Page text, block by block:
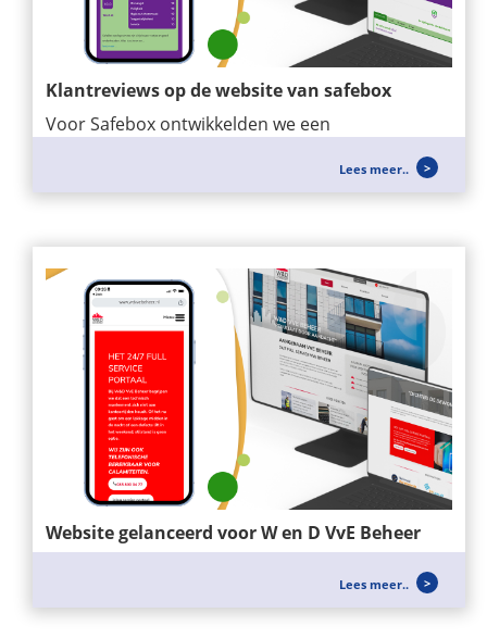
Klantreviews op de website van safebox
Voor Safebox ontwikkelden we een
Lees meer..
Website gelanceerd voor W en D VvE Beheer
Voor W&D VvE BEHEER hebben wij een nieuwe
website mogen opzetten, zei richten...Lees meer..